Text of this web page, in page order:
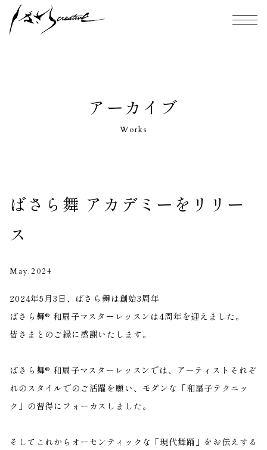
アーカイブ
Works
ばさら舞 アカデミーをリリー
ス
May.2024
2024年5月3日、ばさら舞は創始3周年
ばさら舞®︎ 和扇子マスターレッスンは4周年を迎えました。
皆さまとのご縁に感謝いたします。
ばさら舞® 和扇子マスターレッスンでは、アーティストそれぞ
れのスタイルでのご活躍を願い、モダンな「和扇子テクニッ
ク」の習得にフォーカスしました。
そしてこれからオーセンティックな「現代舞踊」をお伝えする